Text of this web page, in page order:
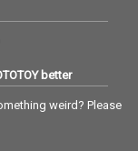
better
weird? Please